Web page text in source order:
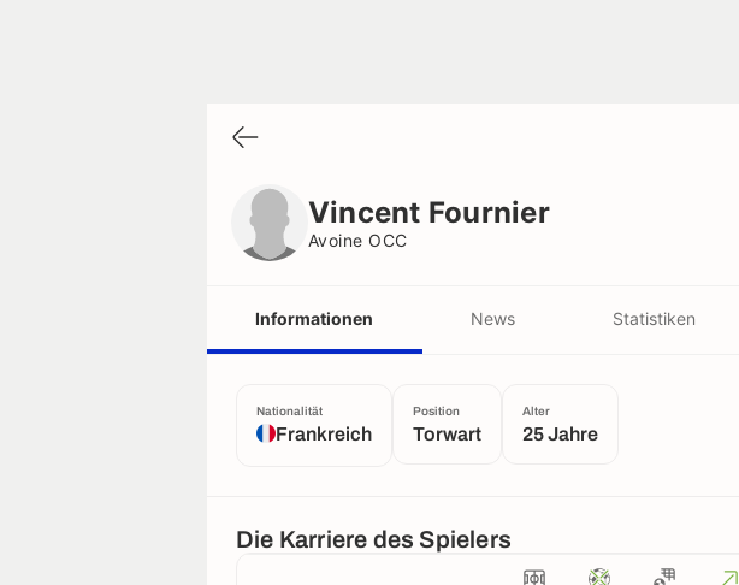
Vincent Fournier
Avoine OCC
Informationen News Statistiken
Nationalität
Frankreich
Position
Torwart
Alter
25 Jahre
Die Karriere des Spielers